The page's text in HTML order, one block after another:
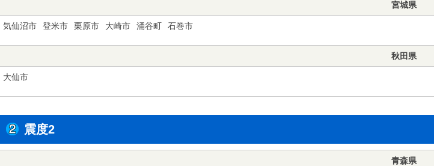
宮城県
気仙沼市 登米市 栗原市 大崎市 涌谷町 石巻市
秋田県
大仙市
震度2
青森県